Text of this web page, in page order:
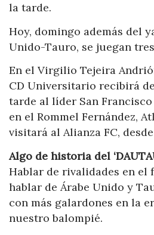
la tarde.
Hoy, domingo además del
Unido-Tauro, se juegan
En el Virgilio Tejeira
CD Universitario recibirá
tarde al líder San Francisco
en el Rommel Fernández,
visitará al Alianza FC,
Algo de historia del
Hablar de rivalidades en el
hablar de Árabe Unido y
con más galardones en la
nuestro balompié.